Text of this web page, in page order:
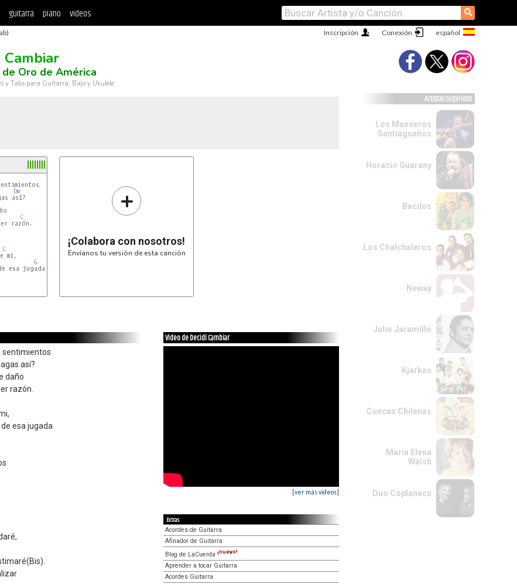
guitarra piano videos ⚲
Conexión
Inscripción
Cambiar
Oro de América
y Tabs para Guitarra, Bajo y Ukulele
Dm
así?
C
razón.
C
mi,
G
esa jugada
+
¡Colabora con nosotros!
Envíanos tu versión de esta canción
sentimientos
así?
daño
razón.
esa jugada
Video de Decidí Cambiar
[ver más videos]
Extras
Acordes de Guitarra
Afinador de Guitarra
Blog de LaCuerda ¡nuevo!
Aprender a tocar Guitarra
Acordes Guitarra
Artistas Sugeridos
Los Manseros
Santiagueños
Horacio Guarany
Bacilos
Los Chalchaleros
Neway
Julio Jaramillo
Kjarkas
Cuecas Chilenas
María Elena
Walsh
Duo Coplanacu